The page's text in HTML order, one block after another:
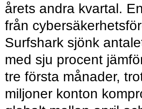
årets andra kvartal.
från
Surfshark sjönk
med sju procent
tre första månader,
miljoner konton